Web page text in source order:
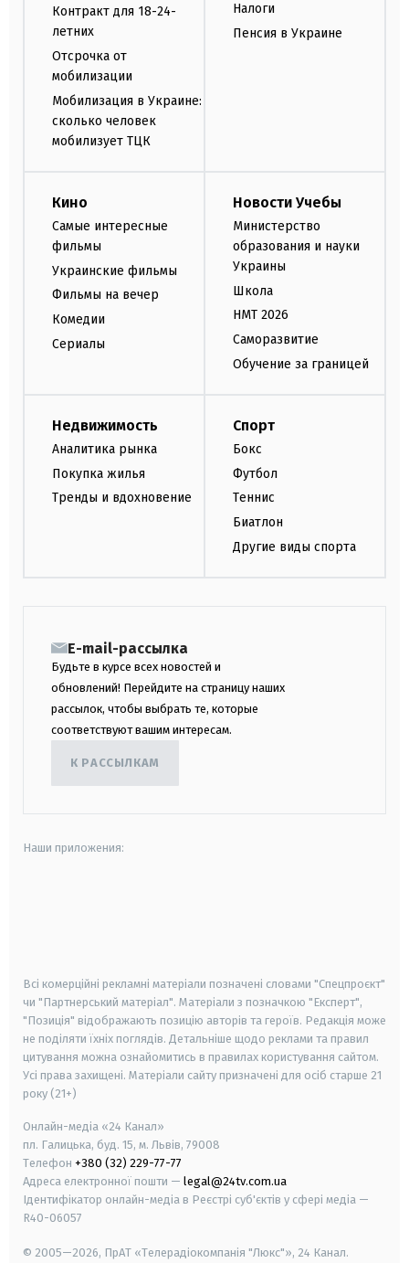
Контракт для 18-24-
летних
Отсрочка от
мобилизации
Мобилизация в Украине:
сколько человек
мобилизует ТЦК
Налоги
Пенсия в Украине
Кино
Самые интересные
фильмы
Украинские фильмы
Фильмы на вечер
Комедии
Сериалы
Новости Учебы
Министерство
образования и науки
Украины
Школа
НМТ 2026
Саморазвитие
Обучение за границей
Недвижимость
Аналитика рынка
Покупка жилья
Тренды и вдохновение
Спорт
Бокс
Футбол
Теннис
Биатлон
Другие виды спорта
E-mail-рассылка
Будьте в курсе всех новостей и
обновлений! Перейдите на страницу наших
рассылок, чтобы выбрать те, которые
соответствуют вашим интересам.
К РАССЫЛКАМ
Наши приложения:
Всі комерційні рекламні матеріали позначені словами "Спецпроєкт"
чи "Партнерський матеріал". Матеріали з позначкою "Експерт",
"Позиція" відображають позицію авторів та героїв. Редакція може
не поділяти їхніх поглядів. Детальніше щодо реклами та правил
цитування можна ознайомитись в правилах користування сайтом.
Усі права захищені. Матеріали сайту призначені для осіб старше 21
року (21+)
Онлайн-медіа «24 Канал»
пл. Галицька, буд. 15, м. Львів, 79008
Телефон +380 (32) 229-77-77
Адреса електронної пошти — legal@24tv.com.ua
Ідентифікатор онлайн-медіа в Реєстрі суб'єктів у сфері медіа —
R40-06057
© 2005—2026, ПрАТ «Телерадіокомпанія "Люкс"», 24 Канал.